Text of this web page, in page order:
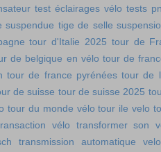
test éclairages vélo tests
suspendue tige de selle
tour d'Italie 2025 tour de
de belgique en vélo tour de
tour de france pyrénées tour de
de suisse tour de suisse 2025
tour du monde vélo tour ile velo
vélo
transformer son
transmission automatique